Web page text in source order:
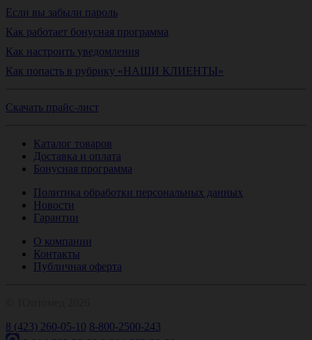
Если вы забыли пароль
Как работает бонусная программа
Как настроить уведомления
Как попасть в рубрику «НАШИ КЛИЕНТЫ»
Скачать прайс-лист
Каталог товаров
Доставка и оплата
Бонусная программа
Политика обработки персональных данных
Новости
Гарантии
О компании
Контакты
Публичная оферта
8 (423) 260-05-10 8-800-2500-243